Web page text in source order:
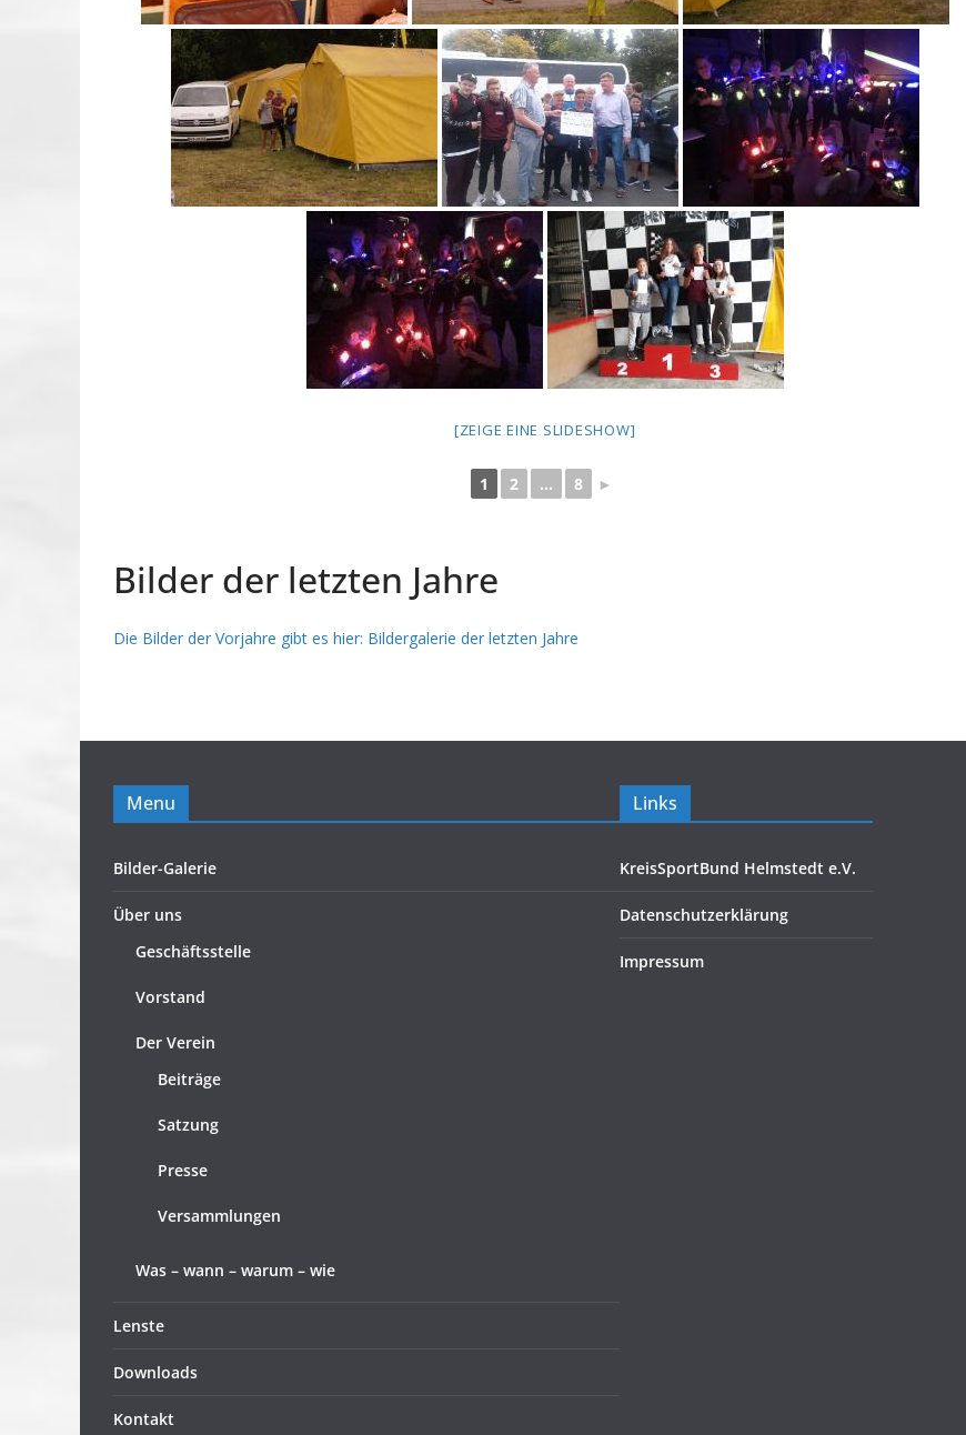
[ZEIGE EINE SLIDESHOW]
1 2 ... 8 ►
Bilder der letzten Jahre
Die Bilder der Vorjahre gibt es hier: Bildergalerie der letzten Jahre
Menu
Bilder-Galerie
Über uns
Geschäftsstelle
Vorstand
Der Verein
Beiträge
Satzung
Presse
Versammlungen
Was – wann – warum – wie
Lenste
Downloads
Kontakt
Links
KreisSportBund Helmstedt e.V.
Datenschutzerklärung
Impressum